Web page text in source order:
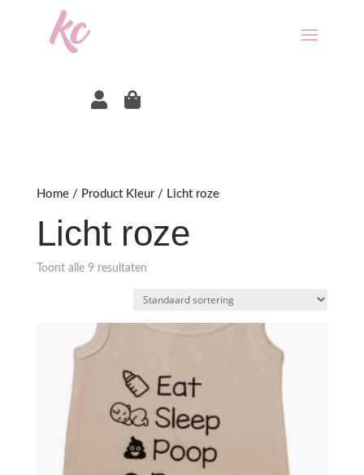
 
Home/ Product Kleur / Licht roze
Licht roze
Toont alle 9 resultaten